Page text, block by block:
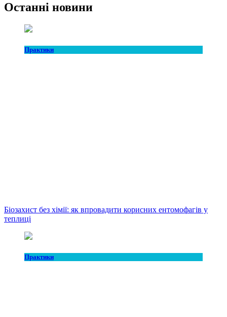
Останні новини
Практики
Біозахист без хімії: як впровадити корисних ентомофагів у
теплиці
Практики